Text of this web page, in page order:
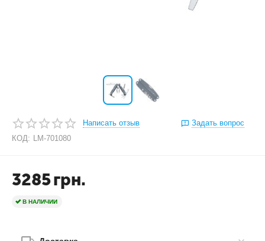
Написать отзыв
Задать вопрос
КОД: LM-701080
3285грн.
В НАЛИЧИИ